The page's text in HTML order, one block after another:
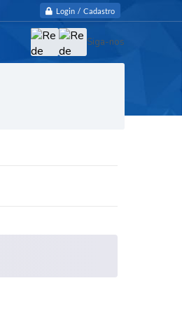
Login / Cadastro
Siga-nos